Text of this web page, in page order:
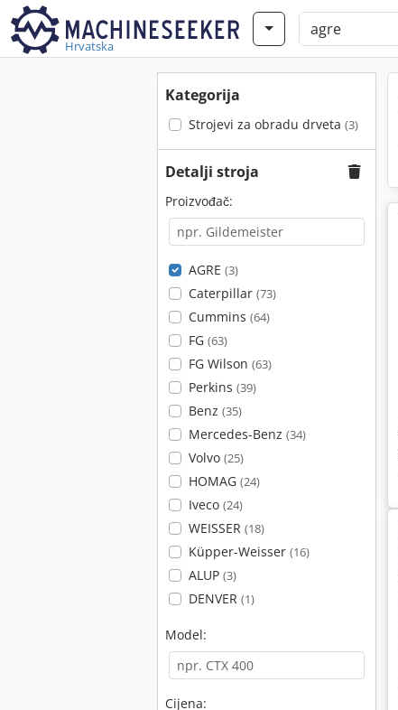
Hrvatska
Kategorija
Strojevi za obradu drveta (3)
Detalji stroja
Proizvođač:
AGRE (3)
Caterpillar (73)
Cummins (64)
FG (63)
FG Wilson (63)
Perkins (39)
Benz (35)
Mercedes-Benz (34)
Volvo (25)
HOMAG (24)
Iveco (24)
WEISSER (18)
Küpper-Weisser (16)
ALUP (3)
DENVER (1)
Model:
Cijena: